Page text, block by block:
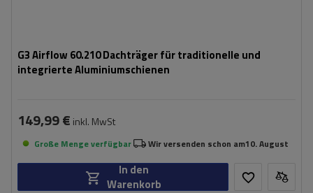
G3 Airflow 60.210 Dachträger für traditionelle und
integrierte Aluminiumschienen
149,99 € inkl. MwSt
Große Menge verfügbar Wir versenden schon am10. August
In den
Warenkorb